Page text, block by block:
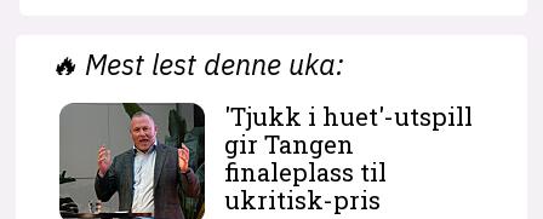
🔥 Mest lest denne uka:
'Tjukk i huet'-utspill
gir Tangen
finaleplass til
ukritisk-pris